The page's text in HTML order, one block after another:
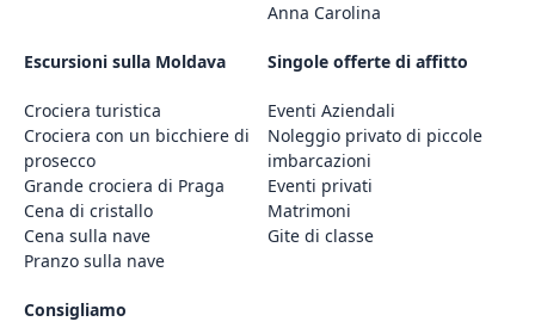
Anna Carolina
Escursioni sulla Moldava
Crociera turistica
Crociera con un bicchiere di
prosecco
Grande crociera di Praga
Cena di cristallo
Cena sulla nave
Pranzo sulla nave
Singole offerte di affitto
Eventi Aziendali
Noleggio privato di piccole
imbarcazioni
Eventi privati
Matrimoni
Gite di classe
Consigliamo